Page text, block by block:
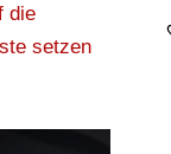
die
setzen